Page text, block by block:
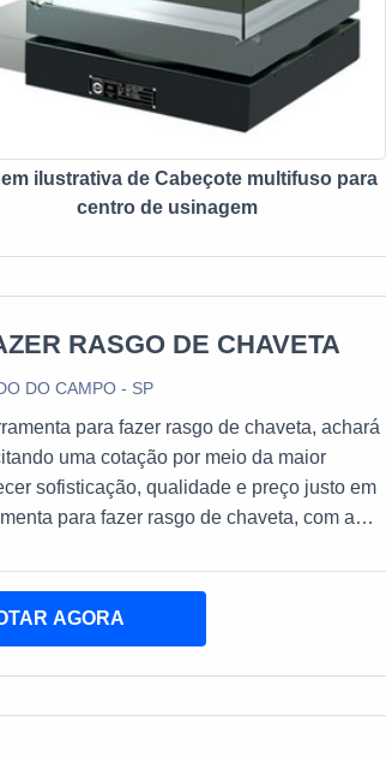
ilustrativa de Cabeçote multifuso para
centro de usinagem
RASGO DE CHAVETA
DO CAMPO - SP
para fazer rasgo de chaveta, achará
uma cotação por meio da maior
sofisticação, qualidade e preço justo em
para fazer rasgo de chaveta, com a
A FERRAMENTA PARA FAZER
centraliza seus esforços em criar
AGORA